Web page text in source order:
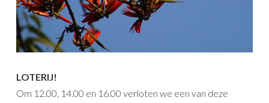
LOTERIJ!
Om 12.00, 14.00 en 16.00 verloten we een van deze